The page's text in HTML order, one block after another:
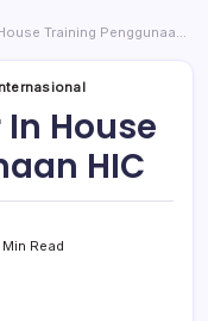
Training Penggunaan HIC
House
HIC
Min Read